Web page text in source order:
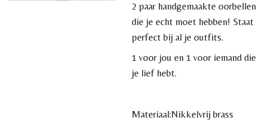
2 paar handgemaakte oorbellen
die je echt moet hebben! Staat
perfect bij al je outfits.
1 voor jou en 1 voor iemand die
je lief hebt.
Materiaal:Nikkelvrij brass